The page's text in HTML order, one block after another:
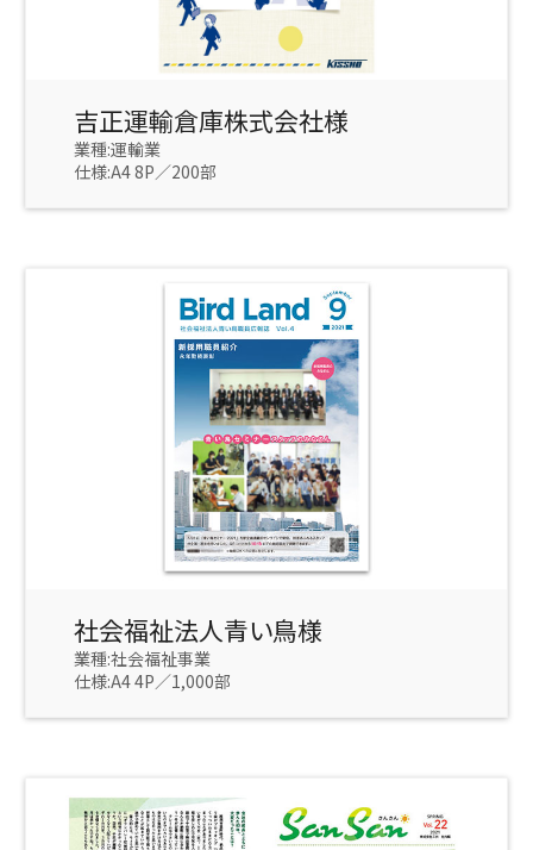
吉正運輸倉庫株式会社様
業種:運輸業
仕様:A4 8P／200部
社会福祉法人青い鳥様
業種:社会福祉事業
仕様:A4 4P／1,000部